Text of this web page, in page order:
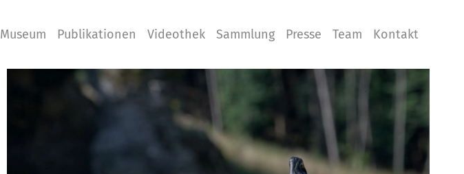
Museum Publikationen Videothek Sammlung Presse Team Kontakt